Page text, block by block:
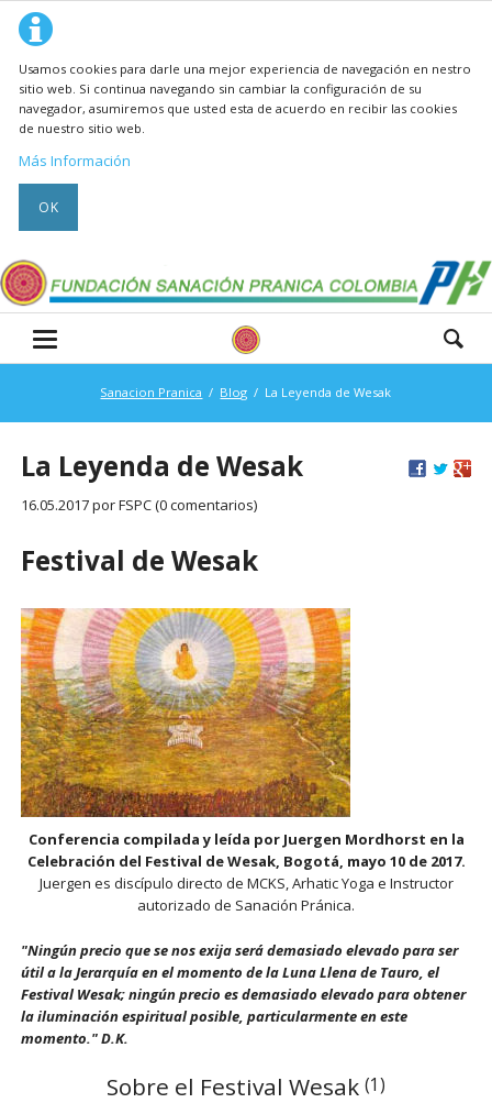
Usamos cookies para darle una mejor experiencia de navegación en nestro
sitio web. Si continua navegando sin cambiar la configuración de su
navegador, asumiremos que usted esta de acuerdo en recibir las cookies
de nuestro sitio web.
Más Información
OK
Sanacion Pranica Blog La Leyenda de Wesak
La Leyenda de Wesak
16.05.2017por FSPC (0 comentarios)
Festival de Wesak
Conferencia compilada y leída por Juergen Mordhorst en la
Celebración del Festival de Wesak, Bogotá, mayo 10 de 2017.
Juergen es discípulo directo de MCKS, Arhatic Yoga e Instructor
autorizado de Sanación Pránica.
"Ningún precio que se nos exija será demasiado elevado para ser
útil a la Jerarquía en el momento de la Luna Llena de Tauro, el
Festival Wesak; ningún precio es demasiado elevado para obtener
la iluminación espiritual posible, particularmente en este
momento." D.K.
Sobre el Festival Wesak (1)